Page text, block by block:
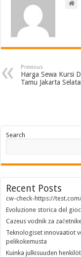
Previous
Harga Sewa Kursi
Tamu Jakarta
Search
Recent Posts
cw-check-https://
Evoluzione storica del
Cazeus vodnik za
Teknologiset innovaatiot
pelikokemusta
Kuinka julkisuuden